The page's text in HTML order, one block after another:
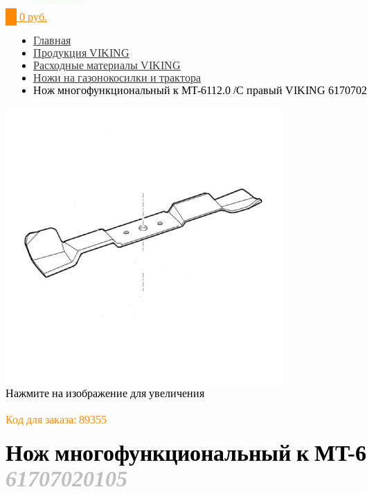
0 руб.
Главная
Продукция VIKING
Расходные материалы VIKING
Ножи на газонокосилки и трактора
Нож многофункциональный к MT-6112.0 /С правый VIKING
Нажмите на изображение для увеличения
Код для заказа: 89355
Нож многофункциональный к MT-
61707020105